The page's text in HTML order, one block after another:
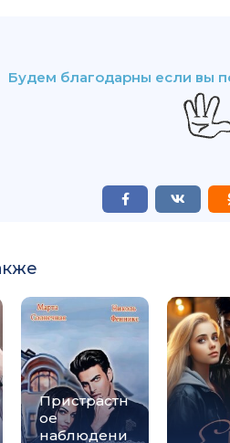
Будем благодарны если вы
Пристрастн
ое
наблюдени